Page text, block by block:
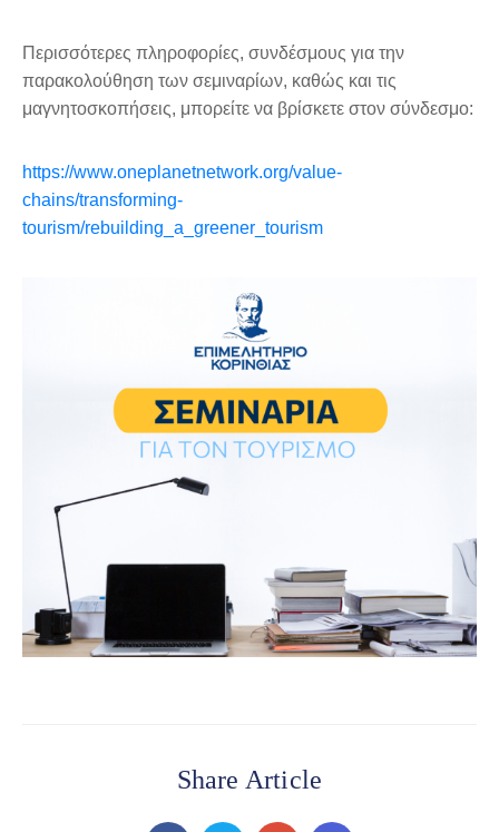
Περισσότερες πληροφορίες, συνδέσμους για την
παρακολούθηση των σεμιναρίων, καθώς και τις
μαγνητοσκοπήσεις, μπορείτε να βρίσκετε στον σύνδεσμο:
https://www.oneplanetnetwork.org/value-
chains/transforming-
tourism/rebuilding_a_greener_tourism
Share Article